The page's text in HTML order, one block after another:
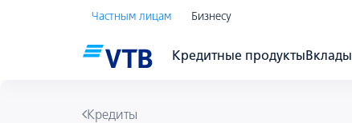
Частным лицам Бизнесу
Кредитные продуктыВклады
Кредиты